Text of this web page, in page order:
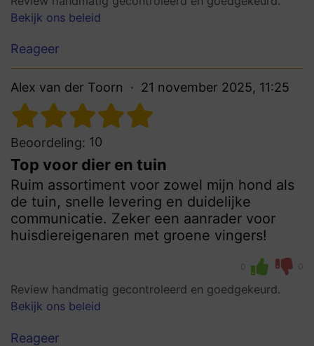
Bekijk ons beleid
Reageer
Alex van der Toorn 21 november 2025, 11:25
Beoordeling: 10
Top voor dier en tuin
Ruim assortiment voor zowel mijn hond als
de tuin, snelle levering en duidelijke
communicatie. Zeker een aanrader voor
huisdiereigenaren met groene vingers!
0 0
Review handmatig gecontroleerd en goedgekeurd.
Bekijk ons beleid
Reageer